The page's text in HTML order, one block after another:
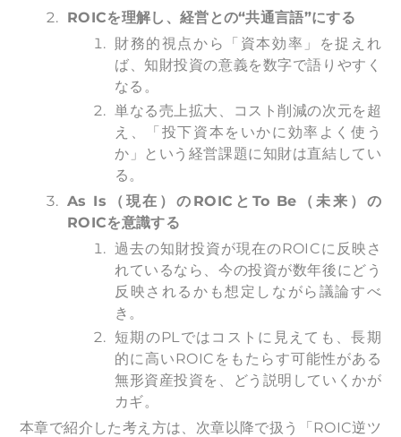
ROICを理解し、経営との“共通言語”にする
財務的視点から「資本効率」を捉えれ
ば、知財投資の意義を数字で語りやすく
なる。
単なる売上拡大、コスト削減の次元を超
え、「投下資本をいかに効率よく使う
か」という経営課題に知財は直結してい
る。
As Is （現在）のROICとTo Be（未来）の
ROICを意識する
過去の知財投資が現在のROICに反映さ
れているなら、今の投資が数年後にどう
反映されるかも想定しながら議論すべ
き。
短期のPLではコストに見えても、長期
的に高いROICをもたらす可能性がある
無形資産投資を、どう説明していくかが
カギ。
本章で紹介した考え方は、次章以降で扱う「ROIC逆ツ